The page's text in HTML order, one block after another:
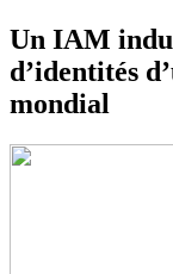
Un IAM
d’identités
mondial